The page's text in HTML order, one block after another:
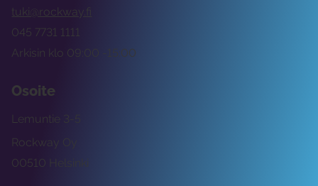
tuki@rockway.fi
Arkisin klo 09:00 -15:00
045 7731 1111
Osoite
Rockway Oy
Lemuntie 3-5
00510 Helsinki